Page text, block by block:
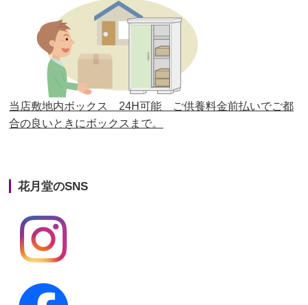
第26回人形供養祭平成28年12月15日(木)
第25回人形供養祭 平成28年6月16日(木)
第24回人形供養祭 平成27年11月27日
第23回人形供養祭平成26年12月5日
第22回人形供養祭平成26年4月28日
第20回人形供養祭
第19回人形供養祭
第18回人形供養祭
当店敷地内ボックス 24H可能 ご供養料金前払いでご都
合の良いときにボックスまで。
花月堂のSNS